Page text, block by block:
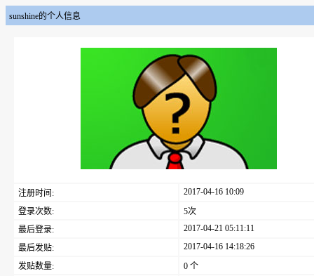
sunshine的个人信息
注册时间:
2017-04-16 10:09
登录次数:
5次
最后登录:
2017-04-21 05:11:11
最后发贴:
2017-04-16 14:18:26
发贴数量:
0 个